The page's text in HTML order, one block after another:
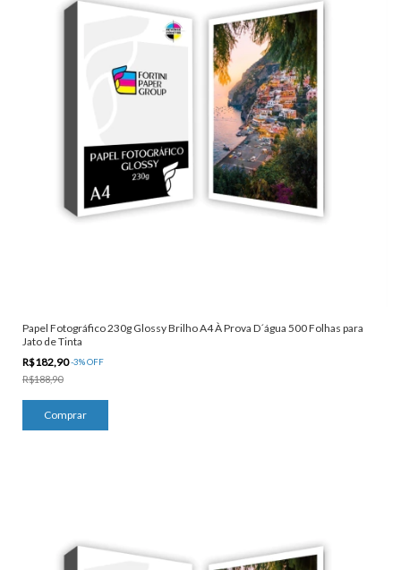
Papel Fotográfico 230g Glossy Brilho A4 À Prova D´água 500 Folhas para
Jato de Tinta
R$182,90-3%OFF
R$188,90